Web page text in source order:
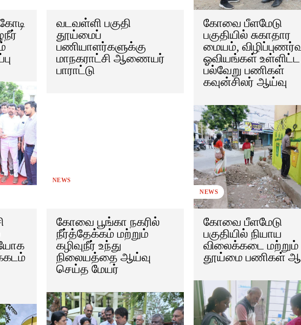
வடவள்ளி பகுதி
தூய்மைப்
பணியாளர்களுக்கு
மாநகராட்சி ஆணையர்
பாராட்டு
NEWS
கோவை பீளமேடு
பகுதியில் சுகாதார
மையம்,
ஓவியங்கள் உள்ளிட்ட
பல்வேறு பணிகள்
கவுன்சிலர் ஆய்வு
NEWS
கோவை பூங்கா நகரில்
நீர்த்தேக்கம் மற்றும்
கழிவுநீர் உந்து
நிலையத்தை ஆய்வு
செய்த மேயர்
கோவை பீளமேடு
பகுதியில் நியாய
விலைக்கடை மற்றும்
தூய்மை பணிகள்